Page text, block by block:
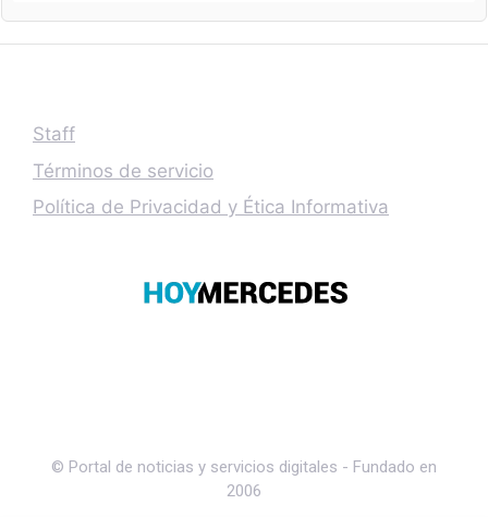
Staff
Términos de servicio
Política de Privacidad y Ética Informativa
© Portal de noticias y servicios digitales - Fundado en
2006